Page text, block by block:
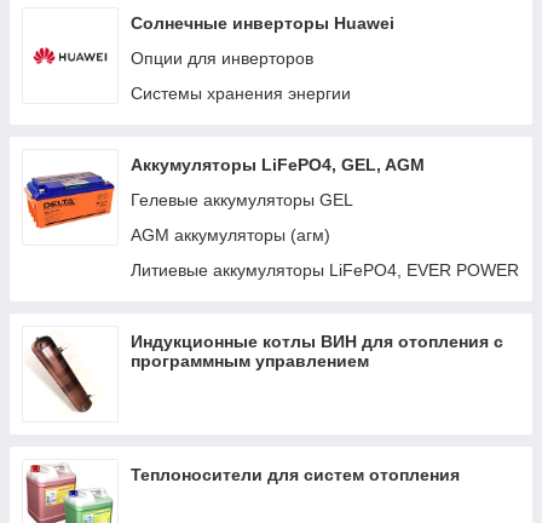
Панели управления для систем Victron Energy
Color Control GX (CCGX) и Venus GX
Orion DC-DC преобразователи
Солнечные инверторы Huawei
Опции для инверторов
Системы хранения энергии
Аккумуляторы LiFePO4, GEL, AGM
Гелевые аккумуляторы GEL
AGM аккумуляторы (агм)
Литиевые аккумуляторы LiFePO4, EVER POWER
Индукционные котлы ВИН для отопления с
программным управлением
Теплоносители для систем отопления